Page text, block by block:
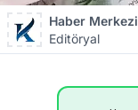
Haber Merkezi
Editöryal